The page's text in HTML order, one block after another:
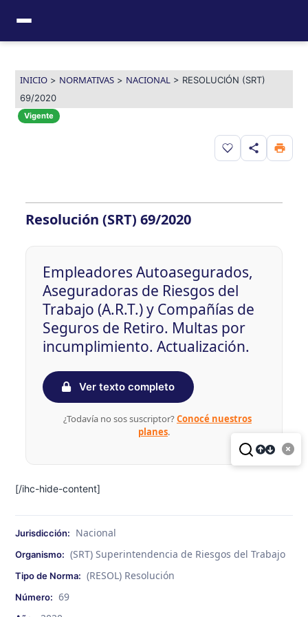
contenido
INICIO> NORMATIVAS> NACIONAL> RESOLUCIÓN (SRT)
69/2020
Vigente
Guardar en
Resolución (SRT) 69/2020
Empleadores Autoasegurados,
Aseguradoras de Riesgos del
Trabajo (A.R.T.) y Compañías de
Seguros de Retiro. Multas por
incumplimiento. Actualización.
Ver texto completo
¿Todavía no sos suscriptor?Conocé nuestros
planes.
[/ihc-hide-content]
Jurisdicción: Nacional
Organismo: (SRT) Superintendencia de Riesgos del Trabajo
Tipo de Norma: (RESOL) Resolución
Número: 69